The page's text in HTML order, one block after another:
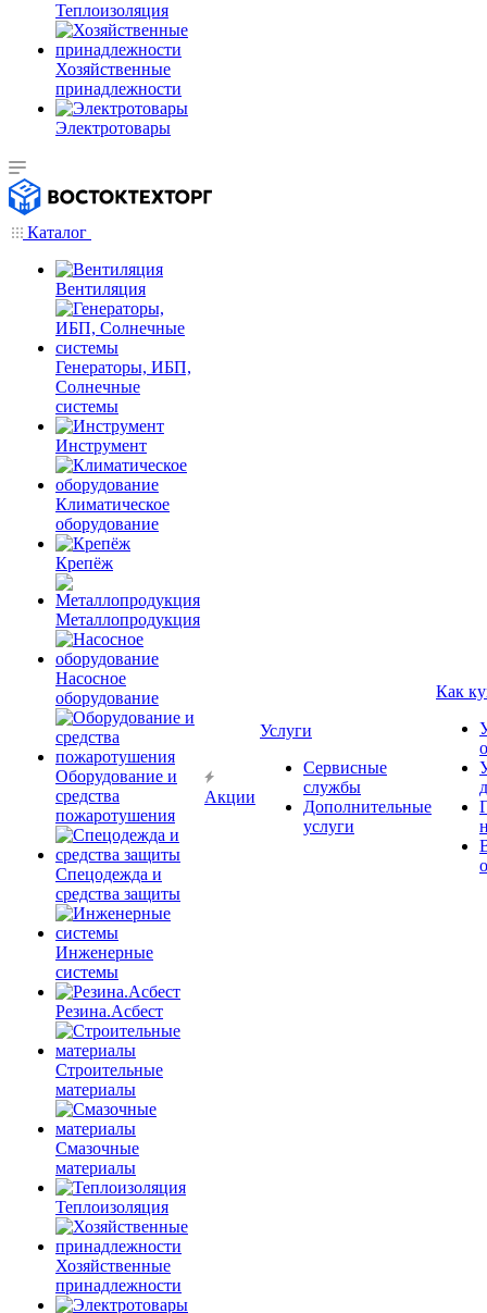
Теплоизоляция
Хозяйственные
принадлежности
Электротовары
Каталог
Вентиляция
Генераторы, ИБП,
Солнечные
системы
Инструмент
Климатическое
оборудование
Крепёж
Металлопродукция
Насосное
оборудование
Оборудование и
средства
пожаротушения
Спецодежда и
средства защиты
Инженерные
системы
Резина.Асбест
Строительные
материалы
Смазочные
материалы
Теплоизоляция
Хозяйственные
принадлежности
Акции
Услуги
Сервисные
службы
Дополнительные
услуги
Как